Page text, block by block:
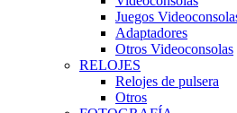
Juegos
Adaptadores
Otros Videoconsolas
RELOJES
Relojes de pulsera
Otros